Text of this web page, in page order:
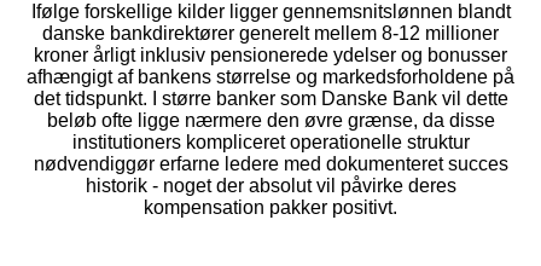
Ifølge forskellige kilder ligger gennemsnitslønnen blandt
danske bankdirektører generelt mellem 8-12 millioner
kroner årligt inklusiv pensionerede ydelser og bonusser
afhængigt af bankens størrelse og markedsforholdene på
det tidspunkt. I større banker som Danske Bank vil dette
beløb ofte ligge nærmere den øvre grænse, da disse
institutioners kompliceret operationelle struktur
nødvendiggør erfarne ledere med dokumenteret succes
historik - noget der absolut vil påvirke deres
kompensation pakker positivt.